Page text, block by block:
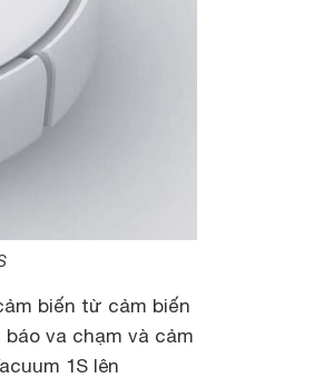
biến từ cảm biến
va chạm và cảm
1S lên